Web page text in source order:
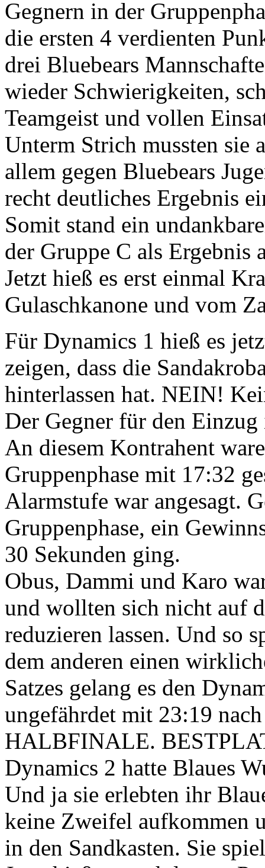
Gegnern in der
die ersten 4 verdienten
drei Bluebears
wieder Schwierigkeiten,
Teamgeist und vollen
Unterm Strich mussten sie
allem gegen Bluebears
recht deutliches Ergebnis
Somit stand ein
der Gruppe C als Ergebnis
Jetzt hieß es erst einmal
Gulaschkanone und vom
Für Dynamics 1 hieß es
zeigen, dass die
hinterlassen hat. NEIN!
Der Gegner für den
An diesem Kontrahent
Gruppenphase mit 17:32
Alarmstufe war angesagt.
Gruppenphase, ein
30 Sekunden ging.
Obus, Dammi und Karo
und wollten sich nicht auf
reduzieren lassen. Und so
dem anderen einen
Satzes gelang es den
ungefährdet mit 23:19
HALBFINALE.
Dynamics 2 hatte Blaues
Und ja sie erlebten ihr
keine Zweifel aufkommen
in den Sandkasten. Sie